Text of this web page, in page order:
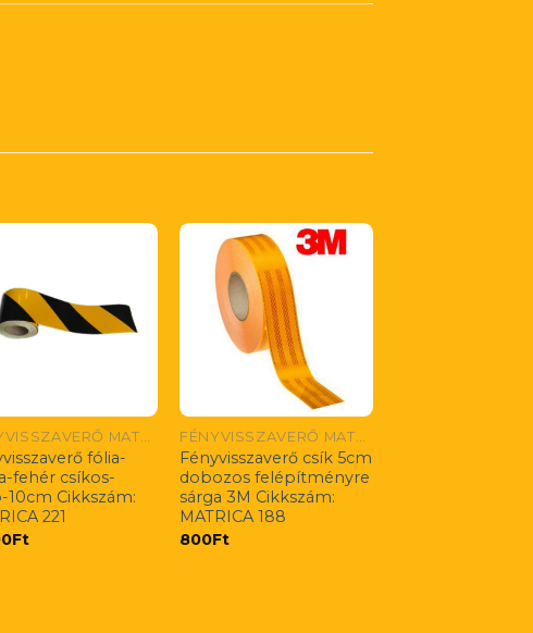
FÉNYVISSZAVERŐ MATRICÁK
fólia-
fehér csíkos-
10cm Cikkszám:
221
Ft
FÉNYVISSZAVERŐ MATRICÁK
Fényvisszaverő csík 5cm
dobozos felépítményre
sárga 3M Cikkszám:
MATRICA 188
800Ft